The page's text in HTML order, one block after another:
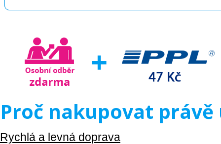
Proč nakupovat právě
Rychlá a levná doprava